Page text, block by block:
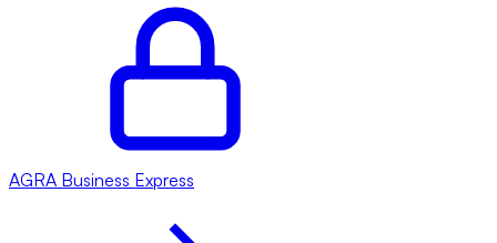
AGRA Business Express